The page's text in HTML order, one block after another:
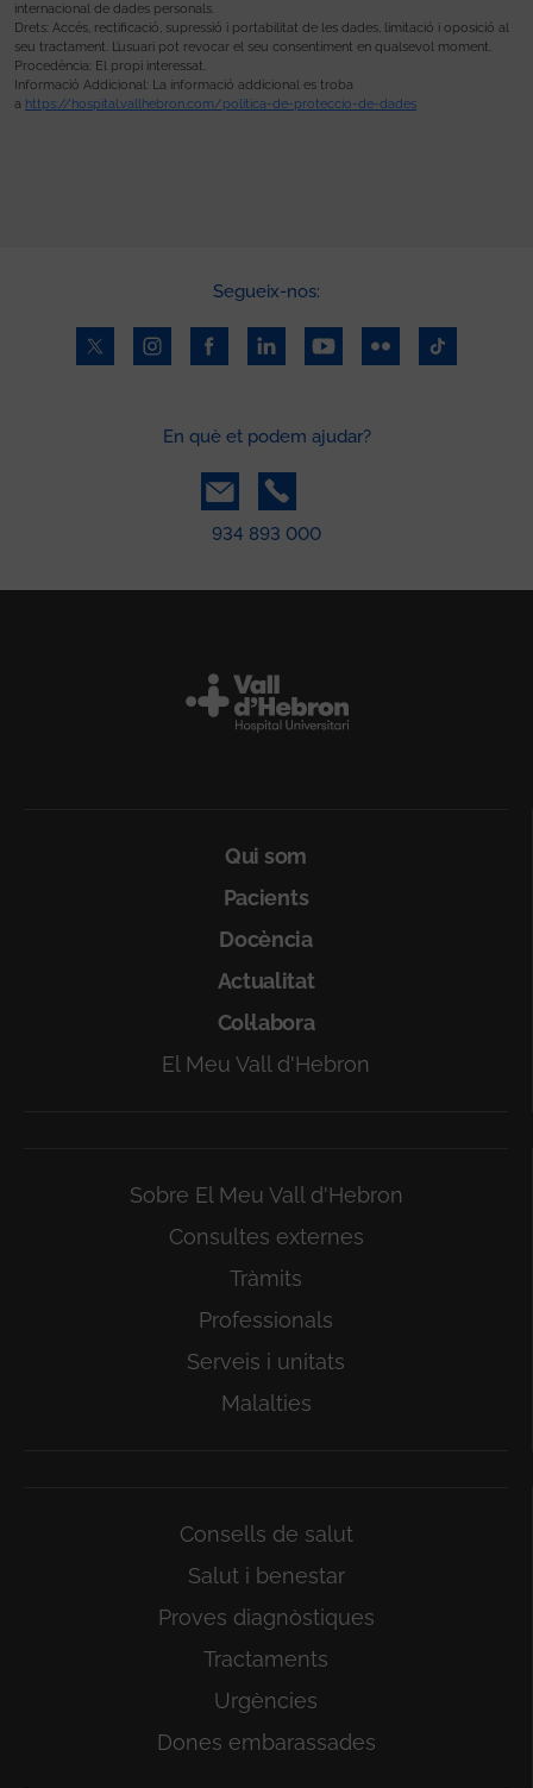
internacional de dades personals.
Drets: Accés, rectificació, supressió i portabilitat de les dades, limitació i oposició al
seu tractament. L’usuari pot revocar el seu consentiment en qualsevol moment.
Procedència: El propi interessat.
Informació Addicional: La informació addicional es troba
a https://hospital.vallhebron.com/politica-de-proteccio-de-dades
Segueix-nos:
En què et podem ajudar?
934 893 000
Qui som
Pacients
Docència
Actualitat
Col·labora
El Meu Vall d'Hebron
Sobre El Meu Vall d'Hebron
Consultes externes
Tràmits
Professionals
Serveis i unitats
Malalties
Consells de salut
Salut i benestar
Proves diagnòstiques
Tractaments
Urgències
Dones embarassades